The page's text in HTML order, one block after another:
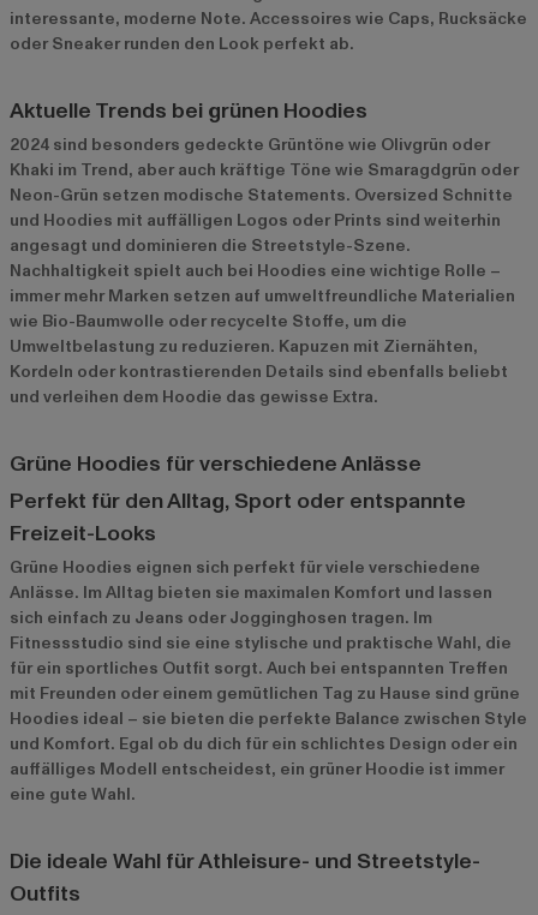
interessante, moderne Note. Accessoires wie Caps, Rucksäcke
oder Sneaker runden den Look perfekt ab.
Aktuelle Trends bei grünen Hoodies
2024 sind besonders gedeckte Grüntöne wie Olivgrün oder
Khaki im Trend, aber auch kräftige Töne wie Smaragdgrün oder
Neon-Grün setzen modische Statements. Oversized Schnitte
und Hoodies mit auffälligen Logos oder Prints sind weiterhin
angesagt und dominieren die Streetstyle-Szene.
Nachhaltigkeit spielt auch bei Hoodies eine wichtige Rolle –
immer mehr Marken setzen auf umweltfreundliche Materialien
wie Bio-Baumwolle oder recycelte Stoffe, um die
Umweltbelastung zu reduzieren. Kapuzen mit Ziernähten,
Kordeln oder kontrastierenden Details sind ebenfalls beliebt
und verleihen dem Hoodie das gewisse Extra.
Grüne Hoodies für verschiedene Anlässe
Perfekt für den Alltag, Sport oder entspannte
Freizeit-Looks
Grüne Hoodies eignen sich perfekt für viele verschiedene
Anlässe. Im Alltag bieten sie maximalen Komfort und lassen
sich einfach zu Jeans oder Jogginghosen tragen. Im
Fitnessstudio sind sie eine stylische und praktische Wahl, die
für ein sportliches Outfit sorgt. Auch bei entspannten Treffen
mit Freunden oder einem gemütlichen Tag zu Hause sind grüne
Hoodies ideal – sie bieten die perfekte Balance zwischen Style
und Komfort. Egal ob du dich für ein schlichtes Design oder ein
auffälliges Modell entscheidest, ein grüner Hoodie ist immer
eine gute Wahl.
Die ideale Wahl für Athleisure- und Streetstyle-
Outfits